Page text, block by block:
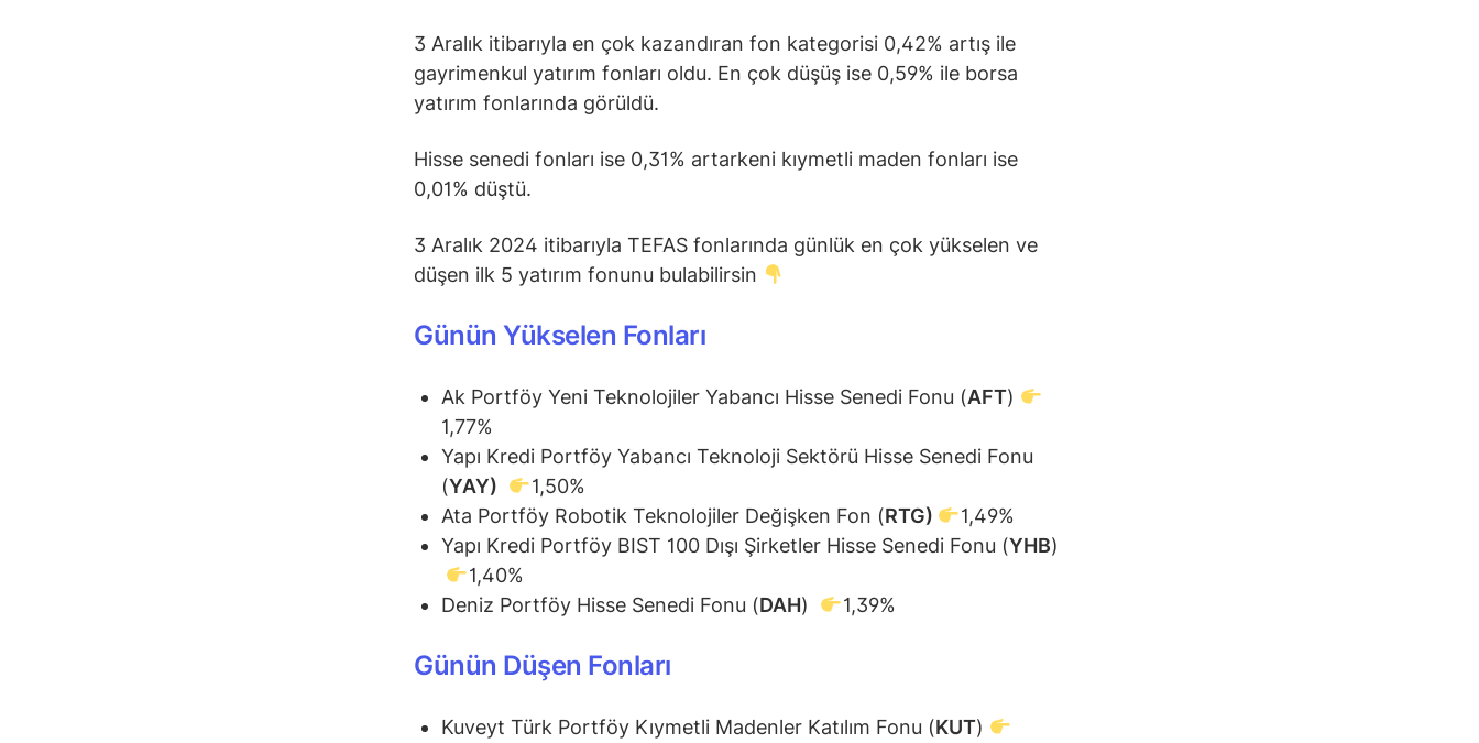
3 Aralık itibarıyla en çok kazandıran fon kategorisi 0,42% artış ile
gayrimenkul yatırım fonları oldu. En çok düşüş ise 0,59% ile borsa
yatırım fonlarında görüldü.
Hisse senedi fonları ise 0,31% artarkeni kıymetli maden fonları ise
0,01% düştü.
3 Aralık 2024 itibarıyla TEFAS fonlarında günlük en çok yükselen ve
düşen ilk 5 yatırım fonunu bulabilirsin
Günün Yükselen Fonları
Ak Portföy Yeni Teknolojiler Yabancı Hisse Senedi Fonu (AFT)
1,77%
Yapı Kredi Portföy Yabancı Teknoloji Sektörü Hisse Senedi Fonu
(YAY)
1,50%
Ata Portföy Robotik Teknolojiler Değişken Fon (RTG)
1,49%
Yapı Kredi Portföy BIST 100 Dışı Şirketler Hisse Senedi Fonu (YHB)
1,40%
Deniz Portföy Hisse Senedi Fonu (DAH) 1,39%
Günün Düşen Fonları
Kuveyt Türk Portföy Kıymetli Madenler Katılım Fonu (KUT)